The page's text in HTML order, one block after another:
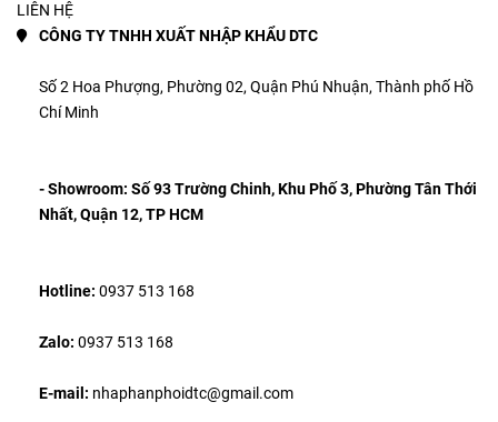
LIÊN HỆ
CÔNG TY TNHH XUẤT NHẬP KHẨU DTC
Số 2 Hoa Phượng, Phường 02, Quận Phú Nhuận, Thành phố Hồ
Chí Minh
- Showroom: Số 93 Trường Chinh, Khu Phố 3, Phường Tân Thới
Nhất, Quận 12, TP HCM
Hotline: 0937 513 168
Zalo: 0937 513 168
E-mail: nhaphanphoidtc@gmail.com